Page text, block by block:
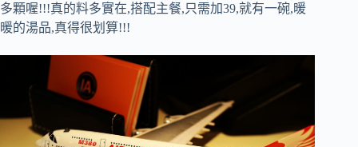
多顆喔!!!真的料多實在,搭配主餐,只需加39,就有一碗,暖
暖的湯品,真得很划算!!!